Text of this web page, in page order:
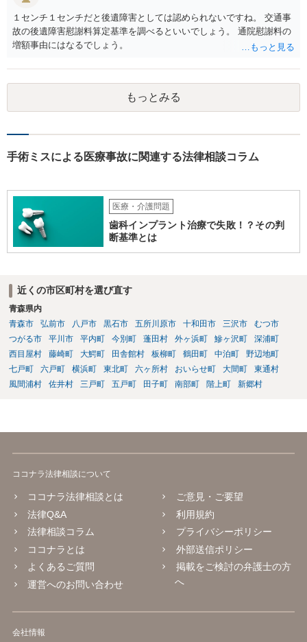
１センチ１センチだと後遺障害としては認められないですね。 交通事
故の後遺障害慰謝料算定基準を調べるといいでしょう。 通院慰謝料の
増額事由にはなるでしょう。
もっとみる
手術ミスによる医療事故に関連する法律相談コラム
医療・介護問題
歯科インプラント治療で失敗！？その判
断基準とは
近くの市区町村を選び直す
青森県内
青森市
弘前市 八戸市 黒石市 五所川原市 十和田市 三沢市
むつ市
つがる市
平川市 平内町 今別町 蓬田村 外ヶ浜町 鰺ヶ沢町
深浦町
西目屋村
藤崎町 大鰐町 田舎館村 板柳町 鶴田町 中泊町
野辺地町
七戸町
六戸町 横浜町 東北町 六ヶ所村 おいらせ町 大間町
東通村
風間浦村
佐井村 三戸町 五戸町 田子町 南部町 階上町 新郷村
ココナラ法律相談について
ココナラ法律相談とは
法律Q&A
法律相談コラム
ココナラとは
よくあるご質問
運営へのお問い合わせ
ご意見・ご要望
利用規約
プライバシーポリシー
外部送信ポリシー
掲載をご検討の弁護士の方
へ
会社情報